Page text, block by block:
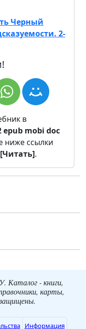
Черный
2-
в
epub mobi doc
ниже ссылки
[Читать].
Каталог - книги,
карты,
Информация